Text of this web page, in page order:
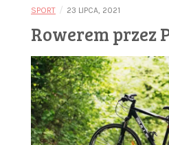
SPORT / 23 LIPCA, 2021
Rowerem przez